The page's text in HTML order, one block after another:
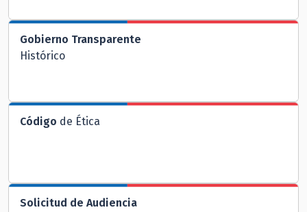
Gobierno Transparente
Histórico
Código de Ética
Solicitud de Audiencia